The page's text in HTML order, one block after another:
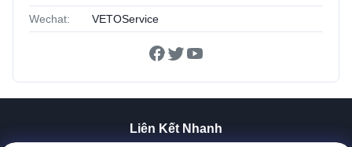
Wechat: VETOService
Liên Kết Nhanh